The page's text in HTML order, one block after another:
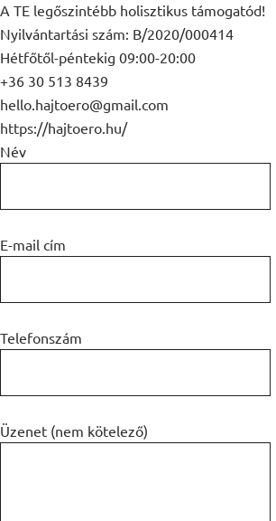
A TE legőszintébb holisztikus támogatód!
Nyilvántartási szám: B/2020/000414
Hétfőtől-péntekig 09:00-20:00
+36 30 513 8439
hello.hajtoero@gmail.com
https://hajtoero.hu/
Név
E-mail cím
Telefonszám
Üzenet (nem kötelező)